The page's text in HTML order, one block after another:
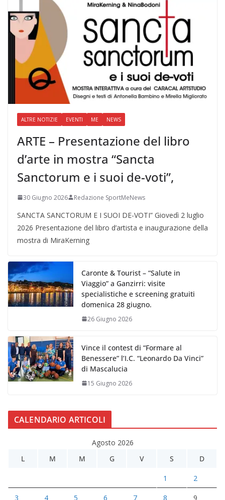
ALTRE NOTIZIE EVENTI ME NEWS
ARTE – Presentazione del libro
d’arte in mostra “Sancta
Sanctorum e i suoi de-voti”,
30 Giugno 2026 Redazione SportMeNews
SANCTA SANCTORUM E I SUOI DE-VOTI” Giovedì 2 luglio
2026 Presentazione del libro d’artista e inaugurazione della
mostra di MiraKerning
Caronte & Tourist – “Salute in
Viaggio” a Ganzirri: visite
specialistiche e screening gratuiti
domenica 28 giugno.
26 Giugno 2026
Vince il contest di “Formare al
Benessere” l’I.C. “Leonardo Da Vinci”
di Mascalucia
15 Giugno 2026
CALENDARIO ARTICOLI
Agosto 2026
L
M M G V S D
1 2
3 4 5 6 7 8 9